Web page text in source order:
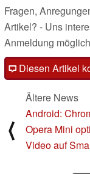
Fragen,
Artikel? - Uns
Anmeldung
Diesen Artikel
⟨
Ältere News
Android:
Opera Mini
Video auf